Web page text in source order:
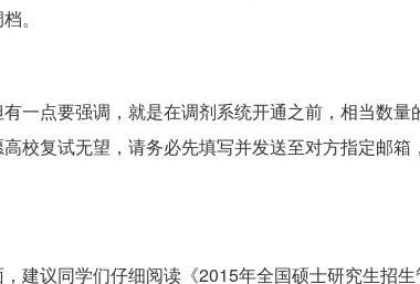
。
一点要强调，就是在调剂系统开通之前，相当数
校复试无望，请务必先填写并发送至对方指定邮箱
建议同学们仔细阅读《2015年全国硕士研究生招